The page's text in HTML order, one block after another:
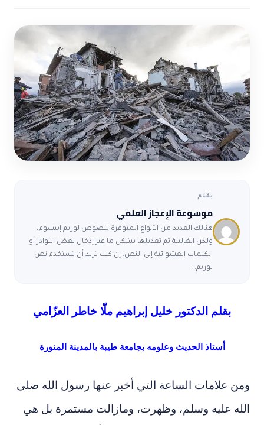
قصص للعبرة
مقالات اسلامية
بقلم
موسوعة الإعجاز العلمي
هنالك العديد من الأنواع المتوفرة لنصوص لوريم إيبسوم،
ولكن الغالبية تم تعديلها بشكل ما عبر إدخال بعض النوادر أو
الكلمات العشوائية إلى النص. إن كنت تريد أن تستخدم نص
لوريم…
بقلم الدكتور خليل إبراهيم ملّا خاطر العزّامي
أستاذ الحديث وعلومه بجامعة طيبة بالمدينة المنورة
ومن علامات الساعة التي أخبر عنها رسول الله صلى
الله عليه وسلم، وظهرت، ومازالت مستمرة بل هي